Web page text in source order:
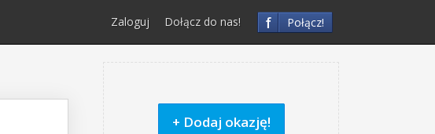
f Połącz!
Zaloguj Dołącz do nas!
+ Dodaj okazję!